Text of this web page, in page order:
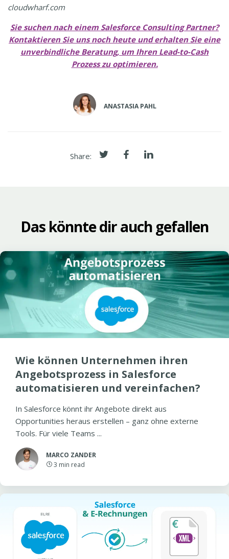
cloudwharf.com
Sie suchen nach einem Salesforce Consulting Partner?
Kontaktieren Sie uns noch heute und erhalten Sie eine
unverbindliche Beratung, um Ihren Lead-to-Cash
Prozess zu optimieren.
ANASTASIA PAHL
Share:
Das könnte dir auch gefallen
Wie können Unternehmen ihren
Angebotsprozess in Salesforce
automatisieren und vereinfachen?
In Salesforce könnt ihr Angebote direkt aus
Opportunities heraus erstellen – ganz ohne externe
Tools. Für viele Teams ...
MARCO ZANDER
3 min read